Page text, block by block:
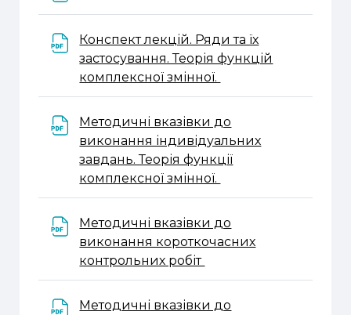
Конспект лекцій. Ряди та їх
застосування. Теорія функцій
комплексної змінної.
Методичні вказівки до
виконання індивідуальних
завдань. Теорія функції
комплексної змінної.
Методичні вказівки до
виконання короткочасних
контрольних робіт
Методичні вказівки до